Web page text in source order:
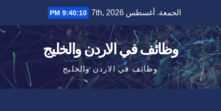
content
الجمعة. أغسطس 7th, 2026 9:40:11 PM
وظائف في الاردن والخليج
وظائف في الاردن والخليج